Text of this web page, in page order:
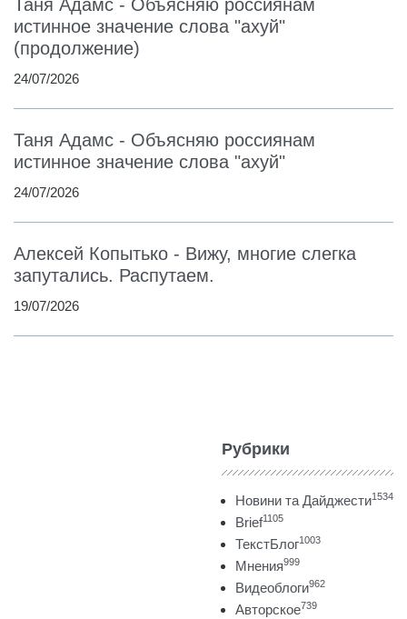
Таня Адамс - Объясняю россиянам
истинное значение слова "ахуй"
(продолжение)
24/07/2026
Таня Адамс - Объясняю россиянам
истинное значение слова "ахуй"
24/07/2026
Алексей Копытько - Вижу, многие слегка
запутались. Распутаем.
19/07/2026
Рубрики
Новини та Дайджести1534
Brief1105
ТекстБлог1003
Мнения999
Видеоблоги962
Авторское739